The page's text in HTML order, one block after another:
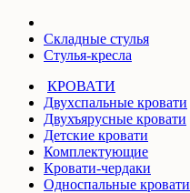
Складные стулья
Стулья-кресла
КРОВАТИ
Двухспальные кровати
Двухъярусные кровати
Детские кровати
Комплектующие
Кровати-чердаки
Односпальные кровати